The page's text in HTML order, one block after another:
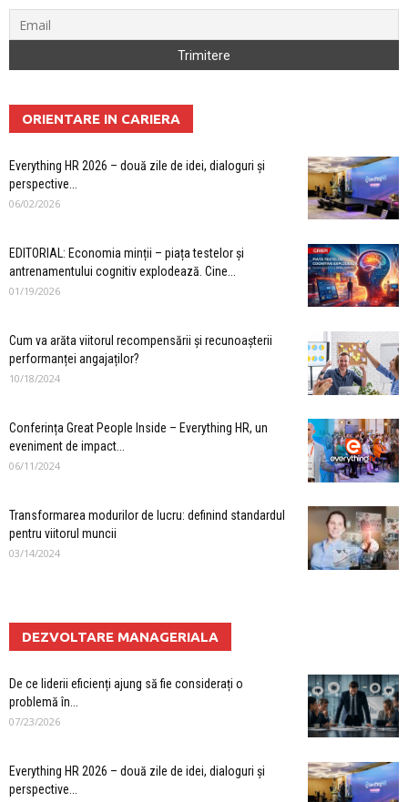
ORIENTARE IN CARIERA
Everything HR 2026 – două zile de idei, dialoguri și
perspective...
06/02/2026
EDITORIAL: Economia minții – piața testelor și
antrenamentului cognitiv explodează. Cine...
01/19/2026
Cum va arăta viitorul recompensării și recunoașterii
performanței angajaților?
10/18/2024
Conferința Great People Inside – Everything HR, un
eveniment de impact...
06/11/2024
Transformarea modurilor de lucru: definind standardul
pentru viitorul muncii
03/14/2024
DEZVOLTARE MANAGERIALA
De ce liderii eficienți ajung să fie considerați o
problemă în...
07/23/2026
Everything HR 2026 – două zile de idei, dialoguri și
perspective...